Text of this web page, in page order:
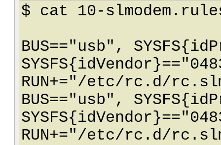
$ cat 10-
BUS=="usb",
RUN+="/etc/rc.d/
BUS=="usb",
RUN+="/etc/rc.d/